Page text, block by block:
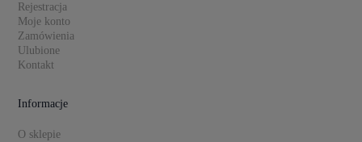
Rejestracja
Moje konto
Zamówienia
Ulubione
Kontakt
Informacje
O sklepie